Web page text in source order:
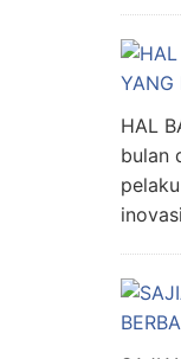
HAL
bulan